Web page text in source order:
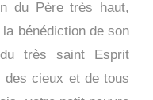
du Père très haut,
bénédiction de son
très saint Esprit
des cieux et de tous